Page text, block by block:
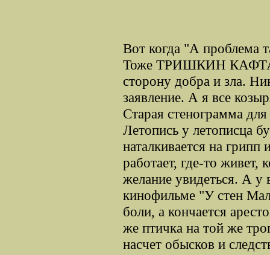
Вот когда "А проблема
Тоже ТРИШКИН
сторону добра и зла.
заявление. А я все
Старая стенограмма
Летопись у летописца
наталкивается на
работает, где-то живет,
желание увидеться. А у
кинофильме "У стен
боли, а кончается
же птичка на той же
насчет обысков и